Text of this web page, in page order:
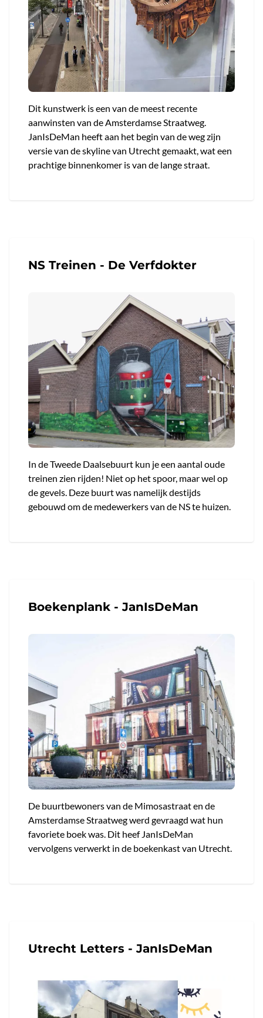
Dit kunstwerk is een van de meest recente
aanwinsten van de Amsterdamse Straatweg.
JanIsDeMan heeft aan het begin van de weg zijn
versie van de skyline van Utrecht gemaakt, wat een
prachtige binnenkomer is van de lange straat.
NS Treinen - De Verfdokter
In de Tweede Daalsebuurt kun je een aantal oude
treinen zien rijden! Niet op het spoor, maar wel op
de gevels. Deze buurt was namelijk destijds
gebouwd om de medewerkers van de NS te huizen.
Boekenplank - JanIsDeMan
De buurtbewoners van de Mimosastraat en de
Amsterdamse Straatweg werd gevraagd wat hun
favoriete boek was. Dit heef JanIsDeMan
vervolgens verwerkt in de boekenkast van Utrecht.
Utrecht Letters - JanIsDeMan